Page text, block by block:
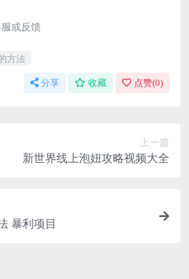
或反馈
方法
分享 收藏 点赞(0)
上一篇
新世界线上泡妞攻略视频大全
暴利项目